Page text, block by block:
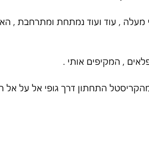
מעלה , עוד ועוד נמתחת ומתרחבת ,
, המקיפים אותי .
התחתון דרך גופי אל על